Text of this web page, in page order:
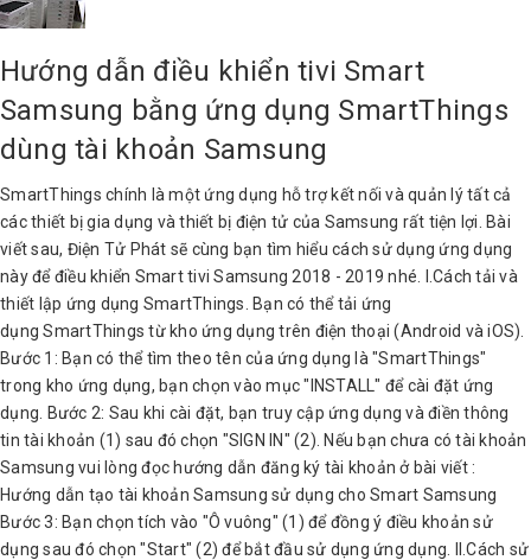
Hướng dẫn điều khiển tivi Smart
Samsung bằng ứng dụng SmartThings
dùng tài khoản Samsung
SmartThings chính là một ứng dụng hỗ trợ kết nối và quản lý tất cả
các thiết bị gia dụng và thiết bị điện tử của Samsung rất tiện lợi. Bài
viết sau, Điện Tử Phát sẽ cùng bạn tìm hiểu cách sử dụng ứng dụng
này để điều khiển Smart tivi Samsung 2018 - 2019 nhé. I.Cách tải và
thiết lập ứng dụng SmartThings. Bạn có thể tải ứng
dụng SmartThings từ kho ứng dụng trên điện thoại (Android và iOS).
Bước 1: Bạn có thể tìm theo tên của ứng dụng là "SmartThings"
trong kho ứng dụng, bạn chọn vào mục "INSTALL" để cài đặt ứng
dụng. Bước 2: Sau khi cài đặt, bạn truy cập ứng dụng và điền thông
tin tài khoản (1) sau đó chọn "SIGN IN" (2). Nếu bạn chưa có tài khoản
Samsung vui lòng đọc hướng dẫn đăng ký tài khoản ở bài viết :
Hướng dẫn tạo tài khoản Samsung sử dụng cho Smart Samsung
Bước 3: Bạn chọn tích vào "Ô vuông" (1) để đồng ý điều khoản sử
dụng sau đó chọn "Start" (2) để bắt đầu sử dụng ứng dụng. II.Cách sử